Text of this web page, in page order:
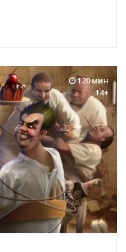
120 мин
14+